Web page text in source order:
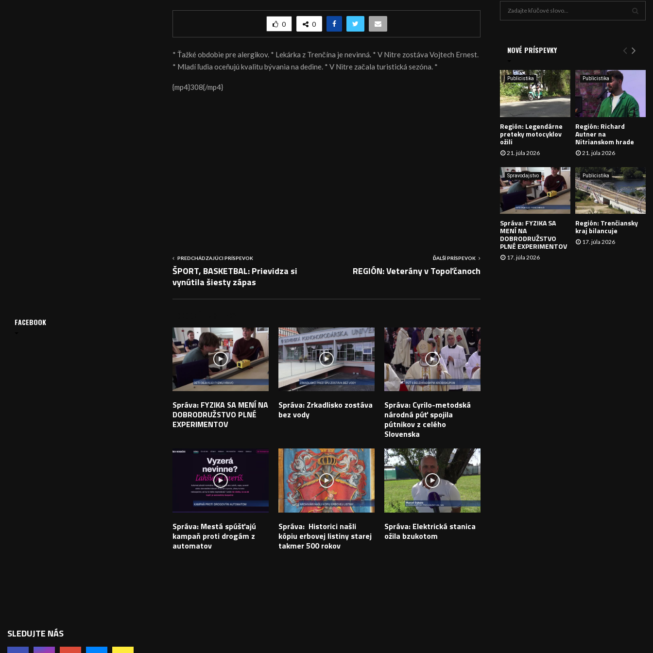
0 0
* Ťažké obdobie pre alergikov. * Lekárka z Trenčína je nevinná. * V Nitre zostáva Vojtech Ernest.
* Mladí ľudia oceňujú kvalitu bývania na dedine. * V Nitre začala turistická sezóna. *
{mp4}308{/mp4}
PREDCHÁDZAJÚCI PRÍSPEVOK
ŠPORT, BASKETBAL: Prievidza si
vynútila šiesty zápas
ĎALŠÍ PRÍSPEVOK
REGIÓN: Veterány v Topoľčanoch
Správa: FYZIKA SA MENÍ NA
DOBRODRUŽSTVO PLNÉ
EXPERIMENTOV
Správa: Zrkadlisko zostáva
bez vody
Správa: Cyrilo-metodská
národná púť spojila
pútnikov z celého
Slovenska
Správa: Mestá spúšťajú
kampaň proti drogám z
automatov
Správa: Historici našli
kópiu erbovej listiny starej
takmer 500 rokov
Správa: Elektrická stanica
ožila bzukotom
FACEBOOK
e
:
Y
H
A
Á
V
A
N
I
NOVÉ PRÍSPEVKY
Publicistika
Región: Legendárne
preteky motocyklov
ožili
21. júla 2026
Publicistika
Región: Richard
Autner na
Nitrianskom hrade
21. júla 2026
Spravodajstvo
Správa: FYZIKA SA
MENÍ NA
DOBRODRUŽSTVO
PLNÉ EXPERIMENTOV
17. júla 2026
Publicistika
Región: Trenčiansky
kraj bilancuje
17. júla 2026
SLEDUJTE NÁS